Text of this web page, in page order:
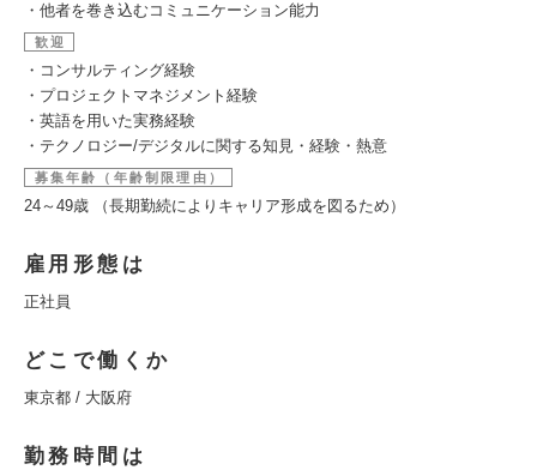
・他者を巻き込むコミュニケーション能力
歓迎
・コンサルティング経験
・プロジェクトマネジメント経験
・英語を用いた実務経験
・テクノロジー/デジタルに関する知見・経験・熱意
募集年齢（年齢制限理由）
24～49歳 （長期勤続によりキャリア形成を図るため）
雇用形態は
正社員
どこで働くか
東京都 / 大阪府
勤務時間は